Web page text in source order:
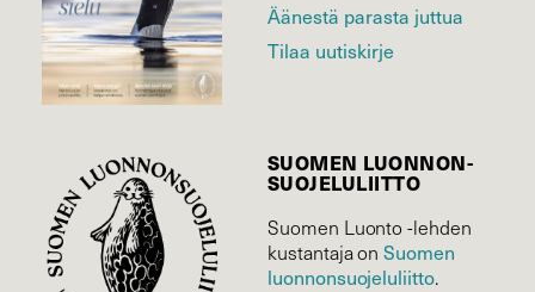
Äänestä parasta juttua
Tilaa uutiskirje
SUOMEN LUONNON­
SUOJELU­LIITTO
Suomen Luonto -lehden
kustantaja onSuomen
luonnonsuojelu­liitto.